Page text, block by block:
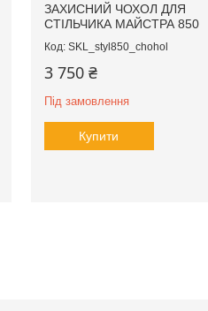
ЗАХИСНИЙ ЧОХОЛ ДЛЯ
СТІЛЬЧИКА МАЙСТРА 850
SKL_styl850_chohol
3 750 ₴
Під замовлення
Купити